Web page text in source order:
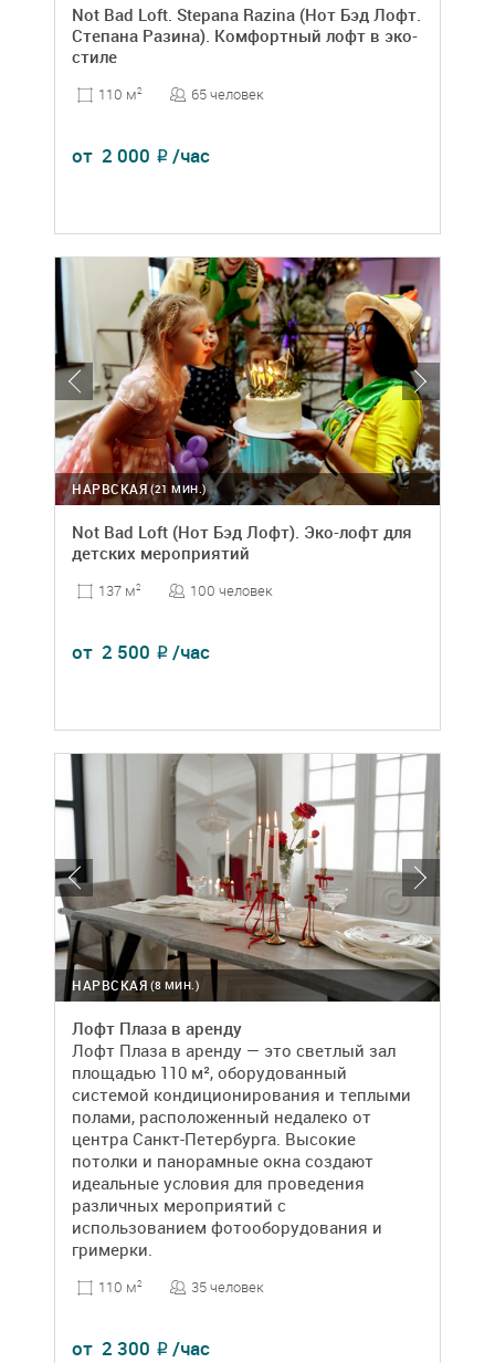
Not Bad Loft. Stepana Razina (Нот Бэд Лофт.
Степана Разина). Комфортный лофт в эко-
стиле
110 м2 65 человек
от 2 000 ₽ /час
(21 МИН.)
НАРВСКАЯ
Not Bad Loft (Нот Бэд Лофт). Эко-лофт для
детских мероприятий
137 м2 100 человек
от 2 500 ₽ /час
(8 МИН.)
НАРВСКАЯ
Лофт Плаза в аренду
Лофт Плаза в аренду — это светлый зал
площадью 110 м², оборудованный
системой кондиционирования и теплыми
полами, расположенный недалеко от
центра Санкт-Петербурга. Высокие
потолки и панорамные окна создают
идеальные условия для проведения
различных мероприятий с
использованием фотооборудования и
гримерки.
110 м2 35 человек
от 2 300 ₽ /час